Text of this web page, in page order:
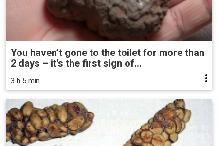
You haven’t gone to the toilet for more than
2 days – it's the first sign of...
3 h 5 min